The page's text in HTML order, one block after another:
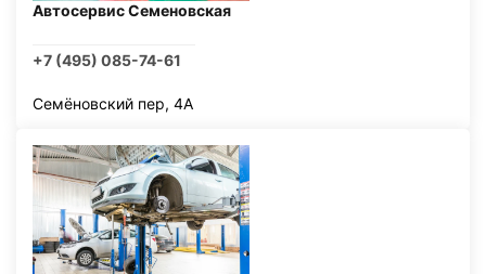
Автосервис Семеновская
+7 (495) 085-74-61
Семёновский пер, 4А